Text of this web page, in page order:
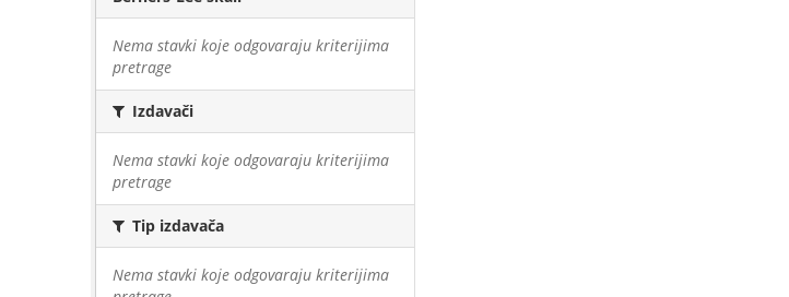
Nema stavki koje odgovaraju kriterijima
pretrage
Izdavači
Nema stavki koje odgovaraju kriterijima
pretrage
Tip izdavača
Nema stavki koje odgovaraju kriterijima